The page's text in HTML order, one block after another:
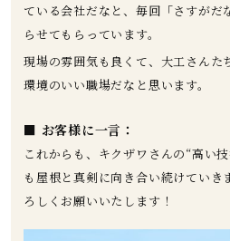
ている会社だなと、毎回「さすがだ
らせてもらっています。
現場の雰囲気も良くて、大工さんた
環境のいい職場だなと思います。
■ お客様に一言：
これからも、キクザワさんの“高い
も屋根と真剣に向き合い続けていき
ろしくお願いいたします！